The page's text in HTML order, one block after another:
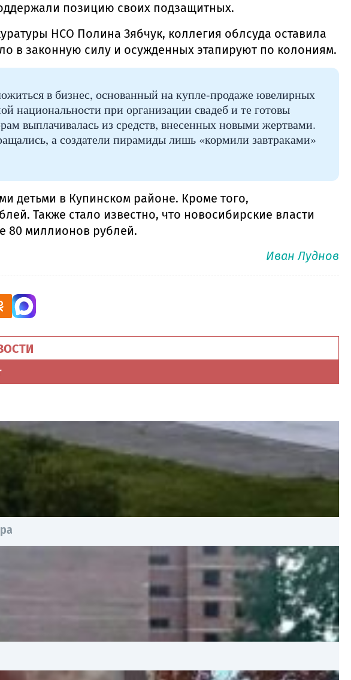
позицию своих подзащитных.
НСО Полина Зябчук, коллегия облсуда оставила
в законную силу и осужденных этапируют по колониям.
в бизнес, основанный на купле-продаже ювелирных
национальности при организации свадеб и те готовы
выплачивалась из средств, внесенных новыми жертвами.
а создатели пирамиды лишь «кормили завтраками»
детьми в Купинском районе. Кроме того,
Также стало известно, что новосибирские власти
80 миллионов рублей.
Иван Луднов